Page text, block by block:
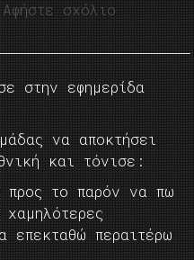
Αφήστε σχόλιο
στην εφημερίδα
να αποκτήσει
και τόνισε:
προς το παρόν να πω
περαιτέρω